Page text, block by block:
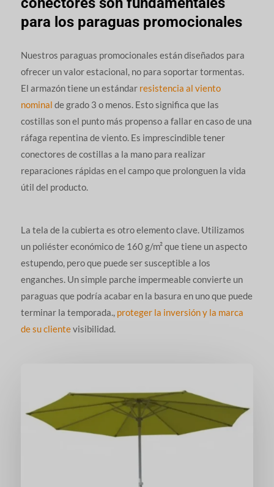
para los paraguas promocionales
Nuestros paraguas promocionales están diseñados para
ofrecer un valor estacional, no para soportar tormentas.
El armazón tiene un estándar resistencia al viento
nominal de grado 3 o menos. Esto significa que las
costillas son el punto más propenso a fallar en caso de una
ráfaga repentina de viento. Es imprescindible tener
conectores de costillas a la mano para realizar
reparaciones rápidas en el campo que prolonguen la vida
útil del producto.
La tela de la cubierta es otro elemento clave. Utilizamos
un poliéster económico de 160 g/m² que tiene un aspecto
estupendo, pero que puede ser susceptible a los
enganches. Un simple parche impermeable convierte un
paraguas que podría acabar en la basura en uno que puede
terminar la temporada., proteger la inversión y la marca
de su clientevisibilidad.